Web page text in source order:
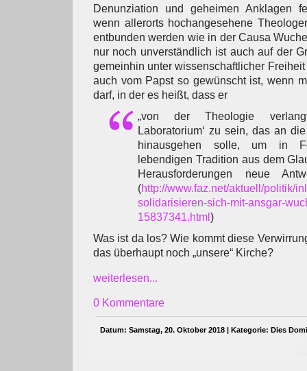
Denunziation und geheimen Anklagen
wenn allerorts hochangesehene
entbunden werden wie in der Causa
nur noch unverständlich ist auch auf der
gemeinhin unter wissenschaftlicher
auch vom Papst so gewünscht ist, wenn
darf, in der es heißt, dass er
„von der Theologie
Laboratorium‘ zu sein, das an
hinausgehen solle, um in
lebendigen Tradition aus dem
Herausforderungen neue
(http://www.faz.net/aktuell/politik/
solidarisieren-sich-mit-ansgar-
15837341.html )
Was ist da los? Wie kommt diese
das überhaupt noch „unsere“ Kirche?
weiterlesen...
0 Kommentare
Datum: Samstag, 20. Oktober 2018 | Kategorie: Dies